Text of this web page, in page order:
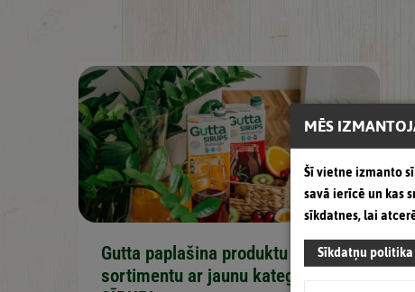
Gutta paplašina produktu
sortimentu ar jaunu kategoriju:
MĒS
Šī vietne izmanto
savā ierīcē un kas
sīkdatnes, lai
Sīkdatņu politika